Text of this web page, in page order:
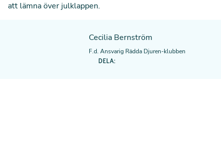
att lämna över julklappen.
Cecilia Bernström
F.d. Ansvarig Rädda Djuren-klubben
DELA: